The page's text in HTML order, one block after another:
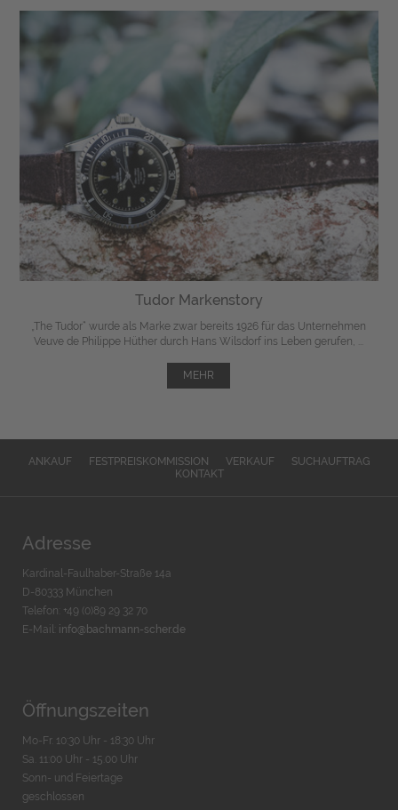
Tudor Markenstory
„The Tudor“ wurde als Marke zwar bereits 1926 für das Unternehmen
Veuve de Philippe Hüther durch Hans Wilsdorf ins Leben gerufen, ...
MEHR
ANKAUF FESTPREISKOMMISSION VERKAUF
SUCHAUFTRAG
KONTAKT
Adresse
Kardinal-Faulhaber-Straße 14a
D-80333 München
Telefon: +49 (0)89 29 32 70
E-Mail: info@bachmann-scher.de
Öffnungszeiten
Mo-Fr. 10:30 Uhr - 18:30 Uhr
Sa. 11:00 Uhr - 15.00 Uhr
Sonn- und Feiertage
geschlossen